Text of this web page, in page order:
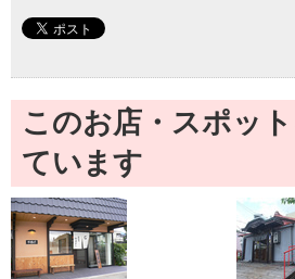
このお店・スポッ
ています